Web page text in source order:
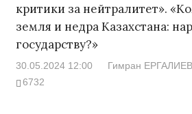
критики за нейтралитет».
земля и недра Казахстана:
государству?»
30.05.2024 12:00 Гимран ЕРГАЛИЕВ
6732